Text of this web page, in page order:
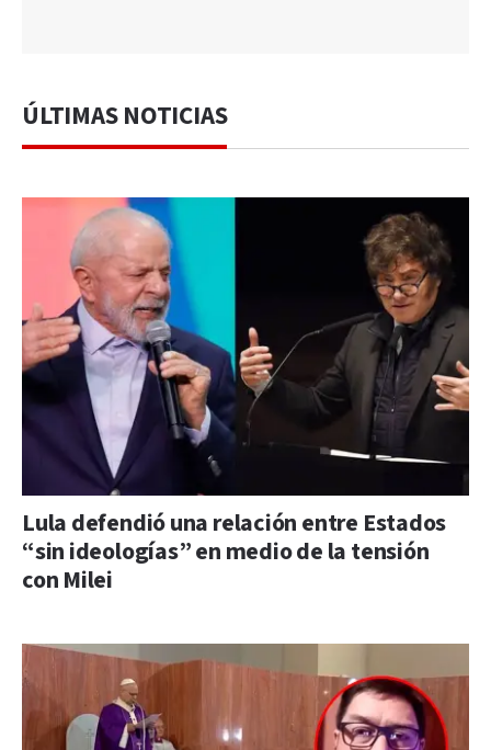
ÚLTIMAS NOTICIAS
Lula defendió una relación entre Estados
“sin ideologías” en medio de la tensión
con Milei